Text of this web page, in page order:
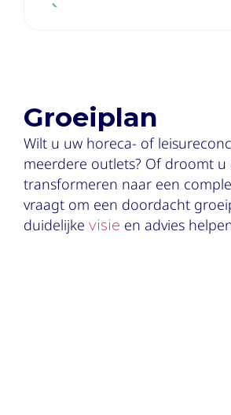
Groeiplan
Wilt u uw horeca- of
meerdere outlets? Of droomt
transformeren naar een
vraagt om een doordacht
duidelijke visie en advies